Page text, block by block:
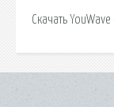
Скачать